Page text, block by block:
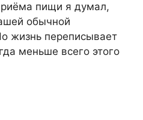
пищи я думал,
обычной
жизнь переписывает
меньше всего этого